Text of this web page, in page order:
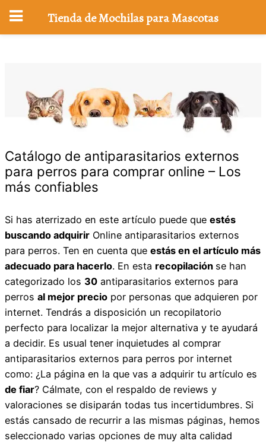
Catálogo de antiparasitarios externos
para perros para comprar online – Los
más confiables
Si has aterrizado en este artículo puede que estés
buscando adquirir Online antiparasitarios externos
para perros. Ten en cuenta que estás en el artículo más
adecuado para hacerlo. En esta recopilación se han
categorizado los 30 antiparasitarios externos para
perros al mejor precio por personas que adquieren por
internet. Tendrás a disposición un recopilatorio
perfecto para localizar la mejor alternativa y te ayudará
a decidir. Es usual tener inquietudes al comprar
antiparasitarios externos para perros por internet
como: ¿La página en la que vas a adquirir tu artículo es
de fiar? Cálmate, con el respaldo de reviews y
valoraciones se disiparán todas tus incertidumbres. Si
estás cansado de recurrir a las mismas páginas, hemos
seleccionado varias opciones de muy alta calidad
Tienda de Mochilas para Mascotas